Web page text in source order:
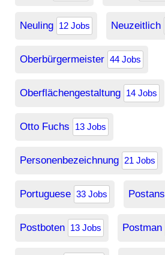
Neuling 12 Jobs Neuzeitlich
Oberbürgermeister 44 Jobs
Oberflächengestaltung 14 Jobs
Otto Fuchs 13 Jobs
Personenbezeichnung 21 Jobs
Portuguese 33 Jobs
Postboten 13 Jobs Postman